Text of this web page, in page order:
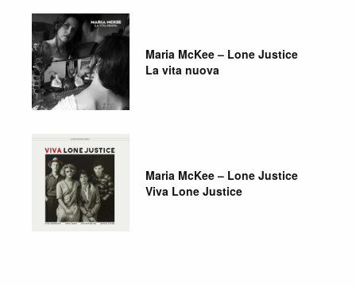
Maria McKee – Lone Justice
La vita nuova
Maria McKee – Lone Justice
Viva Lone Justice